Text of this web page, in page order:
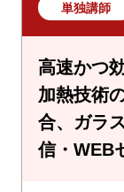
単独講師
高速かつ
加熱技術
合、ガラ
信・WEB